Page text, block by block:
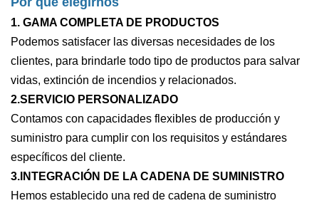
1. GAMA COMPLETA DE PRODUCTOS
Podemos satisfacer las diversas necesidades de los
clientes, para brindarle todo tipo de productos para salvar
vidas, extinción de incendios y relacionados.
2.SERVICIO PERSONALIZADO
Contamos con capacidades flexibles de producción y
suministro para cumplir con los requisitos y estándares
específicos del cliente.
3.INTEGRACIÓN DE LA CADENA DE SUMINISTRO
Hemos establecido una red de cadena de suministro